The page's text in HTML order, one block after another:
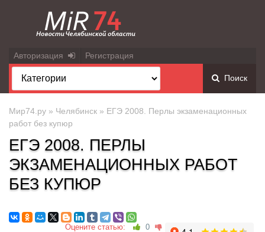
Авторизация Регистрация
Поиск
Мир74.ру » Челябинск » ЕГЭ 2008. Перлы экзаменационных
работ без купюр
ЕГЭ 2008. ПЕРЛЫ
ЭКЗАМЕНАЦИОННЫХ РАБОТ
БЕЗ КУПЮР
Оцените статью: 0